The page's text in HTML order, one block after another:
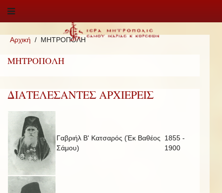
Αρχική ΜΗΤΡΟΠΟΛΗ
ΜΗΤΡΟΠΟΛΗ
ΔΙΑΤΕΛΕΣΑΝΤΕΣ ΑΡΧΙΕΡΕΙΣ
Γαβριήλ Β' Κατσαρός (Έκ Βαθέος
Σάμου)
1855 -
1900